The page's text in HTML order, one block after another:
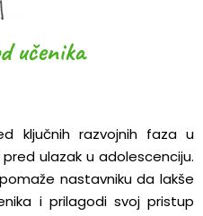
učenika
ključnih razvojnih faza u
ulazak u adolescenciju.
nastavniku da lakše
i prilagodi svoj pristup